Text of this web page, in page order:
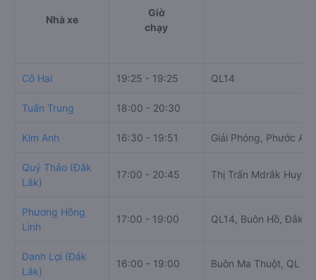
Nhà xe
Giờ
chạy
Cô Hai 19:25 - 19:25 QL14
Tuấn Trung 18:00 - 20:30
Kim Anh 16:30 - 19:51 Giải Phóng, Phước
Quý Thảo (Đắk
Lắk)
17:00 - 20:45 Thị Trấn Mdrắk
Phương Hồng
Linh
17:00 - 19:00 QL14, Buôn Hồ, Đắk
Danh Lợi (Đắk
Lắk)
16:00 - 19:00 Buôn Ma Thuột, QL 14